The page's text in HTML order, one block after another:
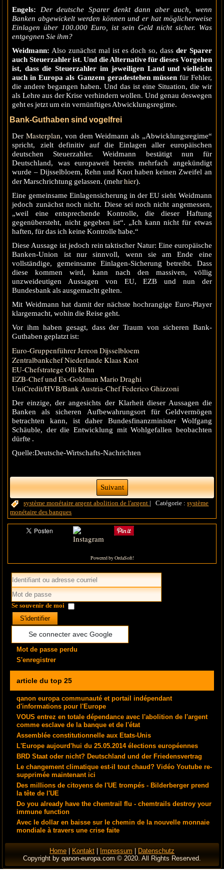
Engels:
Der deutsche Sparer denkt dann aber auch, wenn
Banken abgewickelt werden können und er hat möglicherweise
Einlagen über 100.000 Euro, ist sein Geld nicht sicher. Was
entgegnen Sie ihm?
Weidmann: Also zunächst mal ist es doch so, dass der Sparer
auch Steuerzahler ist. Und die Alternative für dieses Vorgehen
ist, dass die Steuerzahler im jeweiligen Land und vielleicht
auch in Europa als Ganzem geradestehen müssenfür Fehler,
die andere begangen haben. Und das ist eine Situation, die wir
als Lehre aus der Krise verhindern wollen. Und genau deswegen
geht es jetzt um ein vernünftiges Abwicklungsregime.
Bank-Guthaben sind vogelfrei
DerMasterplan, von dem Weidmann als „Abwicklungsregime“
spricht, zielt definitiv auf die Einlagen aller europäischen
deutschen Steuerzahler. Weidmann bestätigt nun für
Deutschland, was europaweit bereits mehrfach angekündigt
wurde – Dijsselbloem, Rehn und Knot haben keinen Zweifel an
der Marschrichtung gelassen. (mehrhier).
Eine gemeinsame Einlagensicherung in der EU sieht Weidmann
jedoch zunächst noch nicht. Diese sei noch nicht angemessen,
„weil eine entsprechende Kontrolle, die dieser Haftung
gegenübersteht, nicht gegeben ist“. „Ich kann nicht für etwas
haften, für das ich keine Kontrolle habe.“
Diese Aussage ist jedoch rein taktischer Natur: Eine europäische
Banken-Union ist nur sinnvoll, wenn sie am Ende eine
vollständige, gemeinsame Einlagen-Sicherung betreibt. Dass
diese kommen wird, kann nach den massiven, völlig
unzweideutigen Aussagen von EU, EZB und nun der
Bundesbank als ausgemacht gelten.
Mit Weidmann hat damit der nächste hochrangige Euro-Player
klargemacht, wohin die Reise geht.
Vor ihm haben gesagt, dass der Traum von sicheren Bank-
Guthaben geplatzt ist:
Euro-Gruppenführer Jereon Dijsselbloem
Zentralbankchef Niederlande Klaas Knot
EU-Chefstratege Olli Rehn
EZB-Chef und Ex-Goldman Mario Draghi
UniCredit/HVB/Bank Austria-Chef Federico Ghizzoni
Der einzige, der angesichts der Klarheit dieser Aussagen die
Banken als sicheren Aufbewahrungsort für Geldvermögen
betrachten kann, ist daher Bundesfinanzminister Wolfgang
Schäuble, der die Entwicklung mit Wohlgefallen beobachten
dürfte .
Quelle:Deutsche-Wirtschafts-Nachrichten
Suivant
système monétaireargentabolition de l'argent | Catégorie :système
monétaire des banques
Powered by OrdaSoft!
Se souvenir de moi
S'identifier
Se connecter avec Google
Mot de passe perdu
S'enregistrer
article du top 25
qanon europa communauté et portail indépendant
d'informations pour l'Europe
VOUS entrez en totale dépendance avec l'abolition de l'argent
comme esclave de la banque et de l'état
Assemblée constitutionnelle aux Etats-Unis
L'Europe aujourd'hui du 25.05.2014 élections européennes
BRD Staat oder nicht? Deutschland und der Friedensvertrag
Le changement climatique est-il tout chaud? Vidéo Youtube re-
supprimée maintenant ici
Des millions de citoyens de l'UE trompés - Bilderberger prend
la tête de l'UE
Do you already have the chemtrail flu - chemtrails destroy your
immune function
Avec le dollar en baisse sur le chemin de la nouvelle monnaie
mondiale à travers une crise faite
Home Kontakt Impressum
Datenschutz
Copyright by qanon-europa.com © 2020. All Rights Reserved.